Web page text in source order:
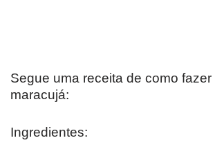
Segue uma receita de como fazer
maracujá:
Ingredientes: